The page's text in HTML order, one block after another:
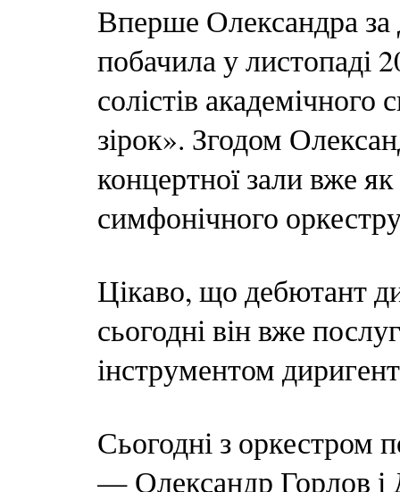
Вперше Олександра за
побачила у листопаді
солістів
зірок». Згодом
концертної зали вже
симфонічного
Цікаво, що дебютант
сьогодні він вже
інструментом
Сьогодні з оркестром
— Олександр Горлов і